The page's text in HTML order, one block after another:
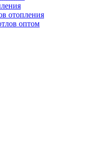
отопления
оптом